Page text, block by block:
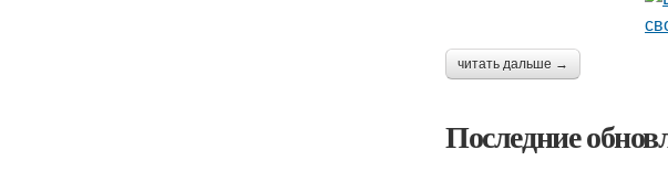
читать дальше →
Последние